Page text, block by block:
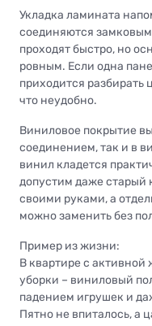
Укладка ламината
соединяются
проходят быстро, но
ровным. Если одна
приходится разбирать
что неудобно.
Виниловое покрытие
соединением, так и в
винил кладется
допустим даже старый
своими руками, а
можно заменить без
Пример из жизни:
В квартире с активной
уборки – виниловый
падением игрушек и
Пятно не впиталось, а